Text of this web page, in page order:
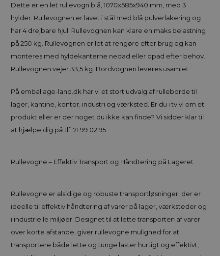
Dette er en let rullevogn blå, 1070x585x940 mm, med 3
hylder. Rullevognen er lavet i stål med blå pulverlakering og
har 4 drejbare hjul. Rullevognen kan klare en maks belastning
på 250 kg. Rullevognen er let at rengøre efter brug og kan
monteres med hyldekanterne nedad eller opad efter behov.
Rullevognen vejer 33,5 kg. Bordvognen leveres usamlet.
På emballage-land.dk har vi et stort udvalg af rulleborde til
lager, kantine, kontor, industri og værksted. Er du i tvivl om et
produkt eller er der noget du ikke kan finde? Vi sidder klar til
at hjælpe dig på tlf. 71 99 02 95.
Rullevogne – Effektiv Transport og Håndtering på Lageret
Rullevogne er alsidige og robuste transportløsninger, der er
ideelle til effektiv håndtering af varer på lager, værksteder og
i industrielle miljøer. Designet til at lette transporten af varer
over korte afstande, giver rullevogne mulighed for at
transportere både lette og tunge laster hurtigt og effektivt,